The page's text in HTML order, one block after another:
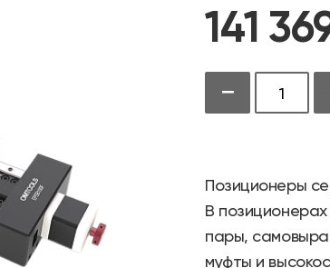
141
−
Позиционеры
В
пары,
муфты и